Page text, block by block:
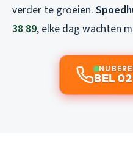
verder te groeien.
38 89, elke dag wachten
NU
BEL